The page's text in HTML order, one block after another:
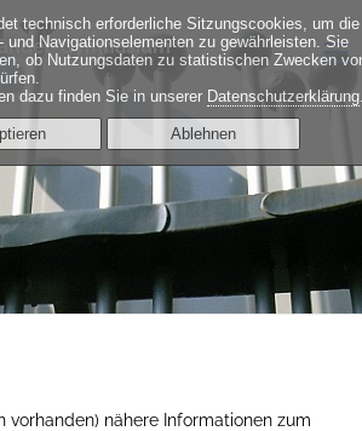
technisch erforderliche Sitzungscookies, um die
und Navigationselementen zu gewährleisten. Sie
ob Nutzungsdaten zu statistischen Zwecken
dazu finden Sie in unserer Datenschutzerklärung
Ablehnen
Gymnasium
≡
vorhanden) nähere Informationen zum